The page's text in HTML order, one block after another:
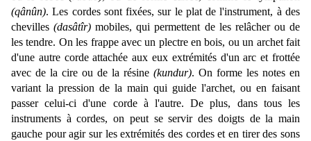
(qânûn). Les cordes sont fixées, sur le plat de l'instrument, à des
chevilles(dasâtîr) mobiles, qui permettent de les relâcher ou de
les tendre. On les frappe avec un plectre en bois, ou un archet fait
d'une autre corde attachée aux eux extrémités d'un arc et frottée
avec de la cire ou de la résine (kundur). On forme les notes en
variant la pression de la main qui guide l'archet, ou en faisant
passer celui-ci d'une corde à l'autre. De plus, dans tous les
instruments à cordes, on peut se servir des doigts de la main
gauche pour agir sur les extrémités des cordes et en tirer des sons